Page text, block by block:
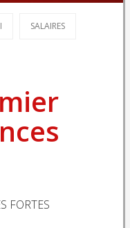
SALAIRES
FORTES